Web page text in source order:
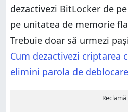
dezactivezi BitLocker de
pe unitatea de memorie
Trebuie doar să urmezi
Cum dezactivezi criptarea
elimini parola de deblocare
Reclamă